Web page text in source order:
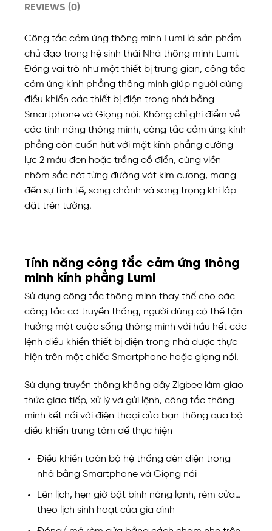
REVIEWS (0)
Công tắc cảm ứng thông minh Lumi là sản phẩm
chủ đạo trong hệ sinh thái Nhà thông minh Lumi.
Đóng vai trò như một thiết bị trung gian, công tắc
cảm ứng kính phẳng thông minh giúp người dùng
điều khiển các thiết bị điện trong nhà bằng
Smartphone và Giọng nói. Không chỉ ghi điểm về
các tính năng thông minh, công tắc cảm ứng kính
phẳng còn cuốn hút với mặt kính phẳng cường
lực 2 màu đen hoặc trắng cổ điển, cùng viền
nhôm sắc nét từng đường vát kim cương, mang
đến sự tinh tế, sang chảnh và sang trọng khi lắp
đặt trên tường.
Tính năng công tắc cảm ứng thông
minh kính phẳng Lumi
Sử dụng công tắc thông minh thay thế cho các
công tắc cơ truyền thống, người dùng có thể tận
hưởng một cuộc sống thông minh với hầu hết các
lệnh điều khiển thiết bị điện trong nhà được thực
hiện trên một chiếc Smartphone hoặc giọng nói.
Sử dụng truyền thông không dây Zigbee làm giao
thức giao tiếp, xử lý và gửi lệnh, công tắc thông
minh kết nối với điện thoại của bạn thông qua bộ
điều khiển trung tâm để thực hiện
Điều khiển toàn bộ hệ thống đèn điện trong
nhà bằng Smartphone và Giọng nói
Lên lịch, hẹn giờ bật bình nóng lạnh, rèm cửa…
theo lịch sinh hoạt của gia đình